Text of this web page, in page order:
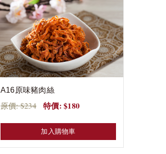
A16原味豬肉絲
原價: $234 特價: $180
加入購物車